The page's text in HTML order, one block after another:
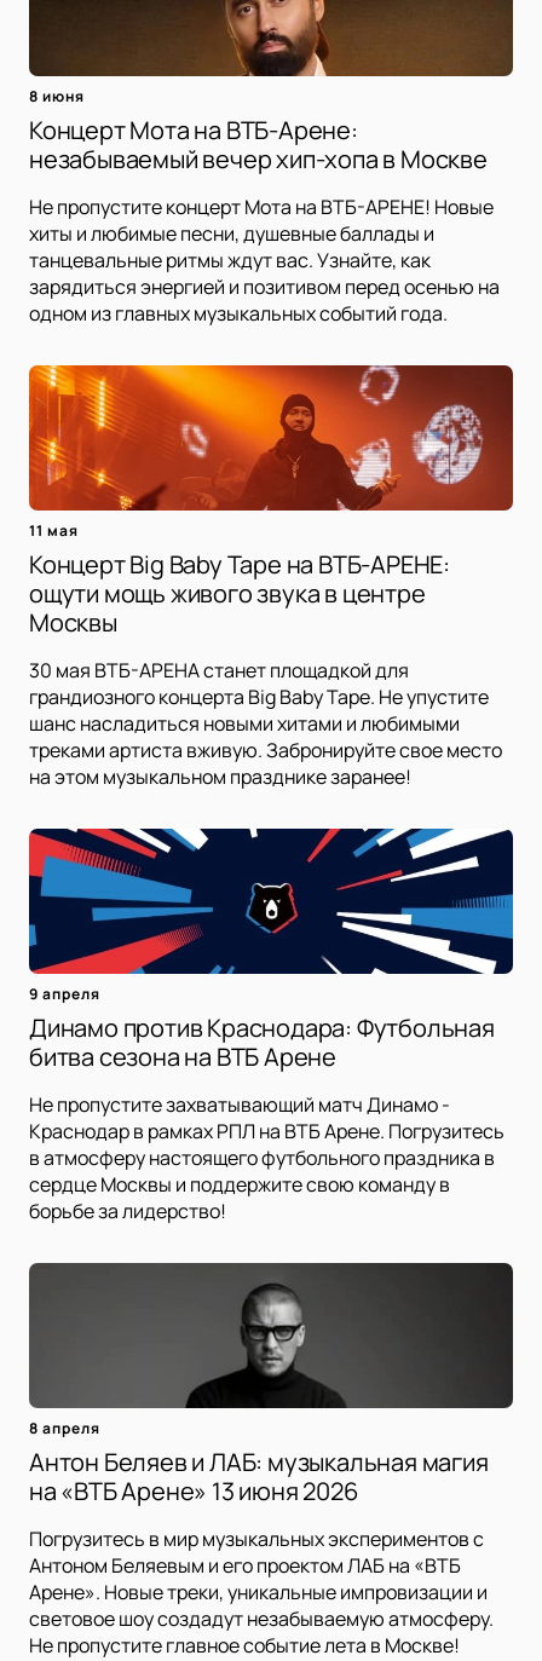
8 июня
Концерт Мота на ВТБ-Арене:
незабываемый вечер хип-хопа в Москве
Не пропустите концерт Мота на ВТБ-АРЕНЕ! Новые
хиты и любимые песни, душевные баллады и
танцевальные ритмы ждут вас. Узнайте, как
зарядиться энергией и позитивом перед осенью на
одном из главных музыкальных событий года.
11 мая
Концерт Big Baby Tape на ВТБ-АРЕНЕ:
ощути мощь живого звука в центре
Москвы
30 мая ВТБ-АРЕНА станет площадкой для
грандиозного концерта Big Baby Tape. Не упустите
шанс насладиться новыми хитами и любимыми
треками артиста вживую. Забронируйте свое место
на этом музыкальном празднике заранее!
9 апреля
Динамо против Краснодара: Футбольная
битва сезона на ВТБ Арене
Не пропустите захватывающий матч Динамо -
Краснодар в рамках РПЛ на ВТБ Арене. Погрузитесь
в атмосферу настоящего футбольного праздника в
сердце Москвы и поддержите свою команду в
борьбе за лидерство!
8 апреля
Антон Беляев и ЛАБ: музыкальная магия
на «ВТБ Арене» 13 июня 2026
Погрузитесь в мир музыкальных экспериментов с
Антоном Беляевым и его проектом ЛАБ на «ВТБ
Арене». Новые треки, уникальные импровизации и
световое шоу создадут незабываемую атмосферу.
Не пропустите главное событие лета в Москве!